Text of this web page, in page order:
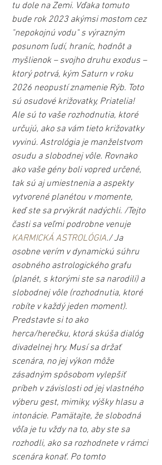
tu dole na Zemi. Vďaka tomuto
bude rok 2023 akýmsi mostom cez
"nepokojnú vodu" s výrazným
posunom ľudí, hraníc, hodnôt a
myšlienok – svojho druhu exodus –
ktorý potrvá, kým Saturn v roku
2026 neopustí znamenie Rýb. Toto
sú osudové križovatky, Priatelia!
Ale sú to vaše rozhodnutia, ktoré
určujú, ako sa vám tieto križovatky
vyvinú. Astrológia je manželstvom
osudu a slobodnej vôle. Rovnako
ako vaše gény boli vopred určené,
tak sú aj umiestnenia a aspekty
vytvorené planétou v momente,
keď ste sa prvýkrát nadýchli. /Tejto
časti sa veľmi podrobne venuje
KARMICKÁ ASTROLÓGIA./ Ja
osobne verím v dynamickú súhru
osobného astrologického grafu
(planét, s ktorými ste sa narodili) a
slobodnej vôle (rozhodnutia, ktoré
robíte v každý jeden moment).
Predstavte si to ako
herca/herečku, ktorá skúša dialóg
divadelnej hry. Musí sa držať
scenára, no jej výkon môže
zásadným spôsobom vylepšiť
príbeh v závislosti od jej vlastného
výberu gest, mimiky, výšky hlasu a
intonácie. Pamätajte, že slobodná
vôľa je tu vždy na to, aby ste sa
rozhodli, ako sa rozhodnete v rámci
scenára konať. Po tomto